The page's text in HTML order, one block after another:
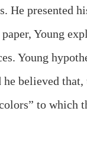
He presented
Young
Young
believed
to which